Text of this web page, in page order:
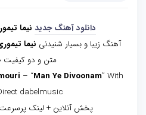
دانلود آهنگ جدید نیما
آهنگ زیبا و بسیار شنیدنی نیما
متن و دو کیفیت ۳۲۰ و ۱۲۸
– “Man Ye Divoonam” With
dabelmusic
پخش آنلاین + لینک